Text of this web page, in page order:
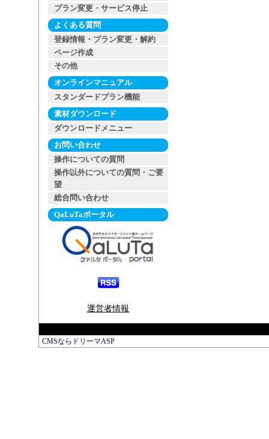
プラン変更・サービス停止
よくある質問
登録情報・プラン変更・解約
ページ作成
その他
オンラインマニュアル
スタンダードプラン機能
素材ダウンロード
ダウンロードメニュー
お問い合わせ
操作についての質問
操作以外についての質問・ご要
望
総合問い合わせ
QaLuTaポータル
運営者情報
CMSならドリーマASP